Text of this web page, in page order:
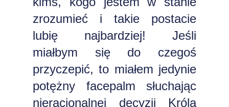
zrozumieć i takie postacie
lubię najbardziej! Jeśli
miałbym się do czegoś
przyczepić, to miałem jedynie
potężny facepalm słuchając
nieracjonalnej decyzji Króla